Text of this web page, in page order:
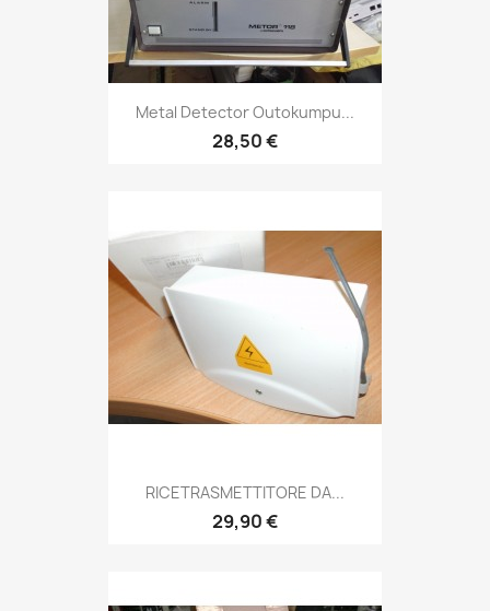
Metal Detector Outokumpu...
28,50 €
RICETRASMETTITORE DA...
29,90 €